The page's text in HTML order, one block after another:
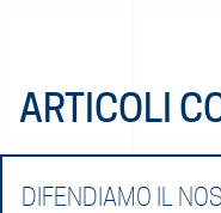
ARTICOLI
DIFENDIAMO IL